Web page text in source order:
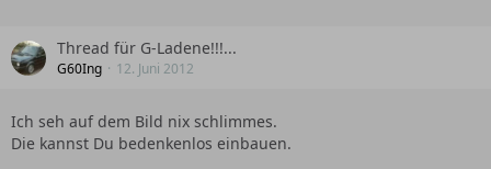
Thread für G-Ladene!!!...
G60Ing 12. Juni 2012
Ich seh auf dem Bild nix schlimmes.
Die kannst Du bedenkenlos einbauen.